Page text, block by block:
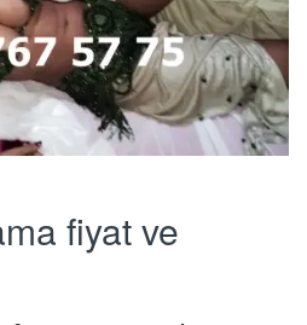
fiyat ve